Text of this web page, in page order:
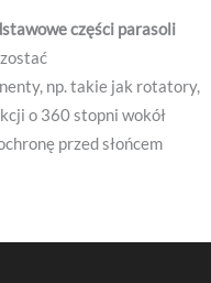
części parasoli
np. takie jak rotatory,
o 360 stopni wokół
przed słońcem